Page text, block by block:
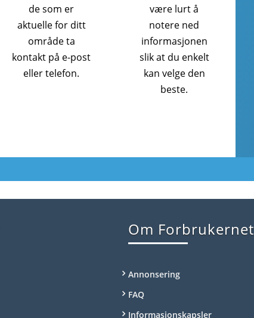
de som er
aktuelle for ditt
område ta
kontakt på e-post
eller telefon.
være lurt å
notere ned
informasjonen
slik at du enkelt
kan velge den
beste.
Om Forbrukernet
Annonsering
FAQ
Informasjonskapsler